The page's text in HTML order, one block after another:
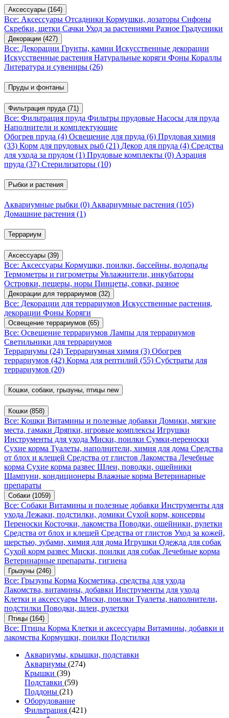
Аксессуары (164)
Все: Аксессуары Отсадники Кормушки, дозаторы Сифоны
Скребки, щетки Сачки Уход за растениями Разное Градусники
Декорации (427)
Все: Декорации Грунты, камни Искусственные декорации
Искусственные растения Натуральные коряги Фоны Кораллы
Литература и сувениры (26)
Пруды и фонтаны
Фильтрация пруда (71)
Все: Фильтрация пруда Фильтры прудовые Насосы для пруда
Наполнители и комплектующие
Обогрев пруда (4) Освещение для пруда (6) Прудовая химия
(33) Корм для прудовых рыб (21) Декор для пруда (4) Средства
для ухода за прудом (1) Прудовые комплекты (0) Аэрация
пруда (37) Стерилизаторы (10)
Рыбки и растения
Аквариумные рыбки (0) Аквариумные растения (105)
Домашние растения (1)
Террариум
Аксессуары (39)
Все: Аксессуары Кормушки, поилки, бассейны, водопады
Термометры и гигрометры Увлажнители, инкубаторы
Островки, пещеры, норы Пинцеты, совки, разное
Декорации для террариумов (32)
Все: Декорации для террариумов Искусственные растения,
декорации Фоны Коряги
Освещение террариумов (65)
Все: Освещение террариумов Лампы для террариумов
Светильники для террариумов
Террариумы (24) Террариумная химия (3) Обогрев
террариумов (42) Корма для рептилий (55) Субстраты для
террариумов (20)
Кошки, собаки, грызуны, птицы new
Кошки (858)
Все: Кошки Витамины и полезные добавки Домики, мягкие
места, гамаки Дряпки, игровые комплексы Игрушки
Инструменты для ухода Миски, поилки Сумки-переноски
Сухие корма Туалеты, наполнители, химия для дома Средства
от блох и клещей Средства от глистов Лакомства Лечебные
корма Сухие корма развес Шлеи, поводки, ошейники
Шампуни, кондиционеры Влажные корма Ветеринарные
препараты
Собаки (1059)
Все: Собаки Витамины и полезные добавки Инструменты для
ухода Лежаки, подстилки, домики Сухой корм, консервы
Переноски Косточки, лакомства Поводки, ошейники, рулетки
Средства от блох и клещей Средства от глистов Уход за кожей,
шерстью, зубами, химия для дома Игрушки Одежда для собак
Сухой корм развес Миски, поилки для собак Лечебные корма
Ветеринарные препараты, гигиена
Грызуны (246)
Все: Грызуны Корма Косметика, средства для ухода
Лакомства, витамины, добавки Инструменты для ухода
Клетки и аксессуары Миски, поилки Туалеты, наполнители,
подстилки Поводки, шлеи, рулетки
Птицы (164)
Все: Птицы Корма Клетки и аксессуары Витамины, добавки и
лакомства Кормушки, поилки Подстилки
Аквариумы, крышки, подставки
Аквариумы (274)
Крышки (39)
Подставки (59)
Поддоны (21)
Оборудование
Фильтрация (421)